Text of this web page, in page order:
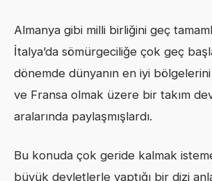
Almanya gibi milli birliğini geç
İtalya’da sömürgeciliğe çok geç
dönemde dünyanın en iyi
ve Fransa olmak üzere bir takım
aralarında paylaşmışlardı.
Bu konuda çok geride kalmak
büyük devletlerle yaptığı bir dizi